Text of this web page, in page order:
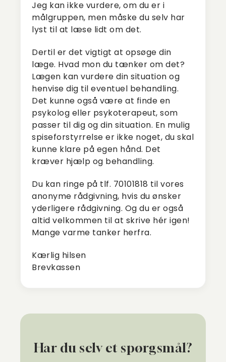
Jeg kan ikke vurdere, om du er i
målgruppen, men måske du selv har
lyst til at læse lidt om det.
Dertil er det vigtigt at opsøge din
læge. Hvad mon du tænker om det?
Lægen kan vurdere din situation og
henvise dig til eventuel behandling.
Det kunne også være at finde en
psykolog eller psykoterapeut, som
passer til dig og din situation. En mulig
spiseforstyrrelse er ikke noget, du skal
kunne klare på egen hånd. Det
kræver hjælp og behandling.
Du kan ringe på tlf. 70101818 til vores
anonyme rådgivning, hvis du ønsker
yderligere rådgivning. Og du er også
altid velkommen til at skrive hér igen!
Mange varme tanker herfra.
Kærlig hilsen
Brevkassen
Har du selv et spørgsmål?